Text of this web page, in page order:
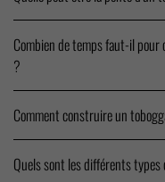
Combien de temps faut-il
?
Comment construire un
Quels sont les différents types